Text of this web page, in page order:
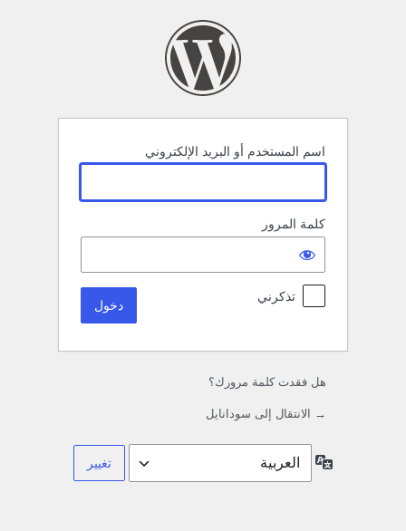
اسم المستخدم أو البريد الإلكتروني
كلمة المرور
تذكرني
هل فقدت كلمة مرورك؟
→ الانتقال إلى سودانايل
اللغة